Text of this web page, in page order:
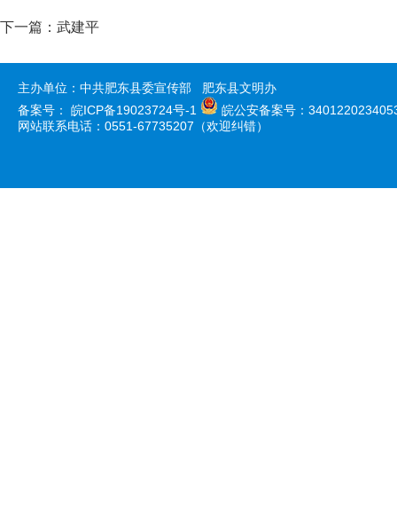
下一篇： 武建平
主办单位：中共肥东县委宣传部 肥东县文明办
备案号： 皖ICP备19023724号-1
皖公安备案号：
网站联系电话：0551-67735207（欢迎纠错）